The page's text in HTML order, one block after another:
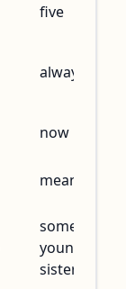
five
always
now
meaning
someone's
younger
sister